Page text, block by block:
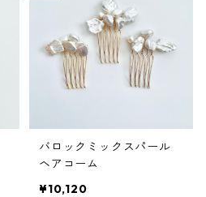
バロックミックスパール
ヘアコーム
¥10,120